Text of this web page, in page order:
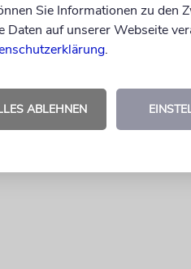
zurückgewiesen.
gewannen am
drei.dpa
Sie Informationen zu den
Daten auf unserer Webseite
.
ABLEHNEN